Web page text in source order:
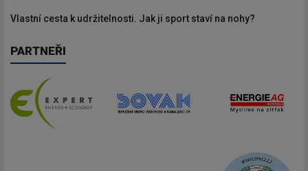
Vlastní cesta k udržitelnosti. Jak ji sport staví na nohy?
PARTNEŘI